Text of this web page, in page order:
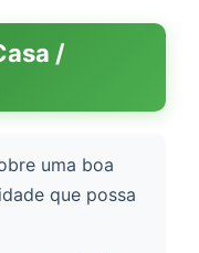
/
uma boa
que possa